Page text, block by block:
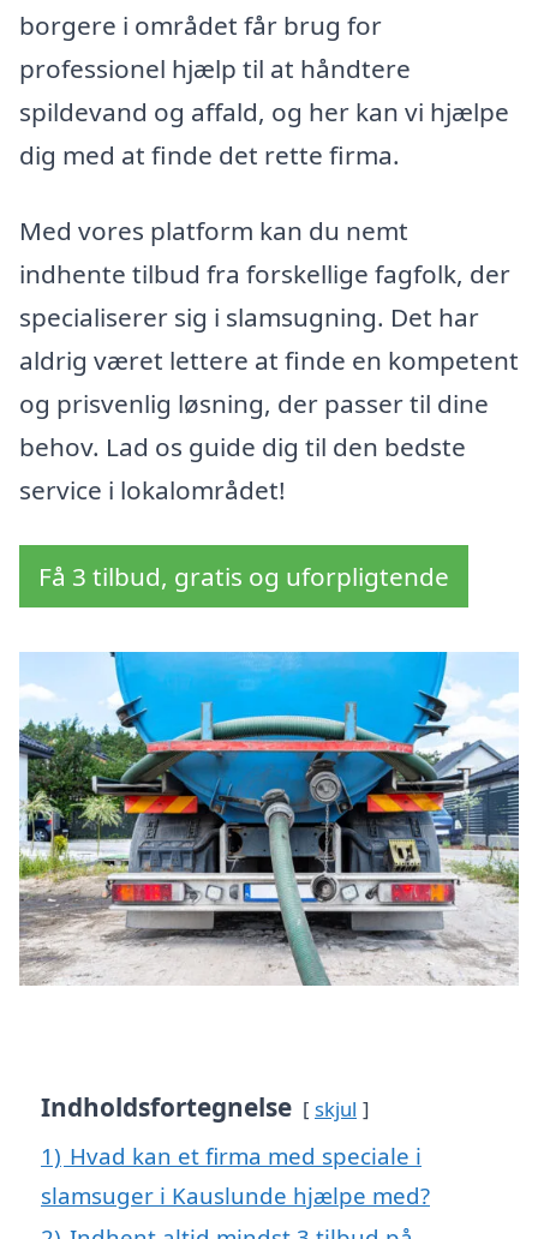
borgere i området får brug for
professionel hjælp til at håndtere
spildevand og affald, og her kan vi hjælpe
dig med at finde det rette firma.
Med vores platform kan du nemt
indhente tilbud fra forskellige fagfolk, der
specialiserer sig i slamsugning. Det har
aldrig været lettere at finde en kompetent
og prisvenlig løsning, der passer til dine
behov. Lad os guide dig til den bedste
service i lokalområdet!
Få 3 tilbud, gratis og uforpligtende
Indholdsfortegnelse skjul
1) Hvad kan et firma med speciale i
slamsuger i Kauslunde hjælpe med?